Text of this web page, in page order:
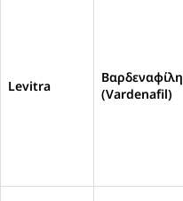
Levitra
Βαρδεναφίλη
(Vardenafil)